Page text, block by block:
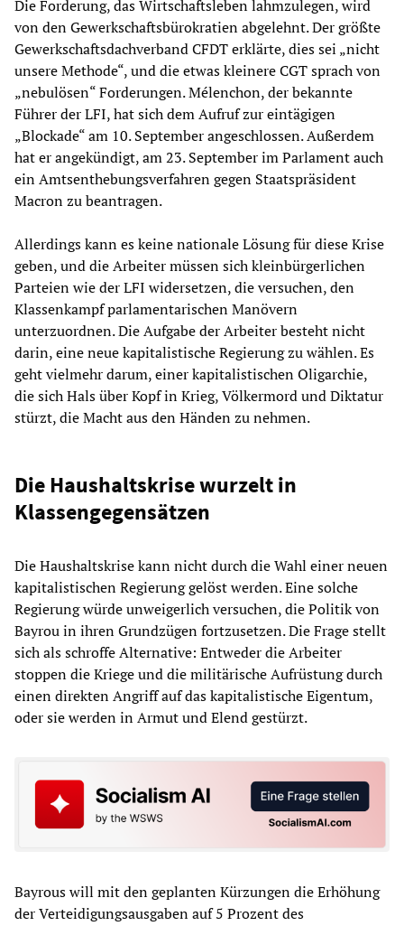
Die Forderung, das Wirtschaftsleben lahmzulegen, wird
von den Gewerkschaftsbürokratien abgelehnt. Der größte
Gewerkschaftsdachverband CFDT erklärte, dies sei „nicht
unsere Methode“, und die etwas kleinere CGT sprach von
„nebulösen“ Forderungen. Mélenchon, der bekannte
Führer der LFI, hat sich dem Aufruf zur eintägigen
„Blockade“ am 10. September angeschlossen. Außerdem
hat er angekündigt, am 23. September im Parlament auch
ein Amtsenthebungsverfahren gegen Staatspräsident
Macron zu beantragen.
Allerdings kann es keine nationale Lösung für diese Krise
geben, und die Arbeiter müssen sich kleinbürgerlichen
Parteien wie der LFI widersetzen, die versuchen, den
Klassenkampf parlamentarischen Manövern
unterzuordnen. Die Aufgabe der Arbeiter besteht nicht
darin, eine neue kapitalistische Regierung zu wählen. Es
geht vielmehr darum, einer kapitalistischen Oligarchie,
die sich Hals über Kopf in Krieg, Völkermord und Diktatur
stürzt, die Macht aus den Händen zu nehmen.
Die Haushaltskrise wurzelt in
Klassengegensätzen
Die Haushaltskrise kann nicht durch die Wahl einer neuen
kapitalistischen Regierung gelöst werden. Eine solche
Regierung würde unweigerlich versuchen, die Politik von
Bayrou in ihren Grundzügen fortzusetzen. Die Frage stellt
sich als schroffe Alternative: Entweder die Arbeiter
stoppen die Kriege und die militärische Aufrüstung durch
einen direkten Angriff auf das kapitalistische Eigentum,
oder sie werden in Armut und Elend gestürzt.
Bayrous will mit den geplanten Kürzungen die Erhöhung
der Verteidigungsausgaben auf 5 Prozent des